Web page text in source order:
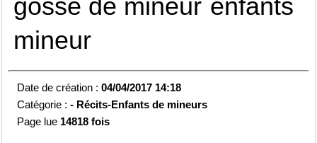
gosse de mineur enfants
mineur
Date de création :04/04/2017 14:18
Catégorie :- Récits-Enfants de mineurs
Page lue 14818 fois